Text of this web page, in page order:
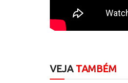
VEJATAMBÉM